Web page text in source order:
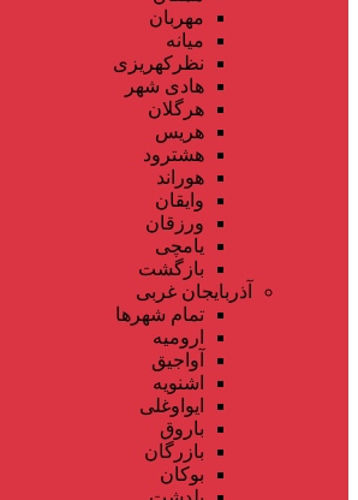
مهربان
میانه
نظرکهریزی
هادی شهر
هرگلان
هریس
هشترود
هوراند
وایقان
ورزقان
یامچی
بازگشت
آذربایجان غربی
تمام شهر‌ها
ارومیه
آواجیق
اشنویه
ایواوغلی
باروق
بازرگان
بوکان